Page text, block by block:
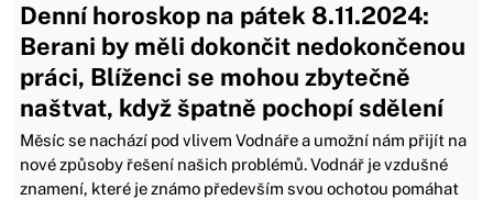
Denní horoskop na pátek 8.11.2024:
Berani by měli dokončit nedokončenou
práci, Blíženci se mohou zbytečně
naštvat, když špatně pochopí sdělení
Měsíc se nachází pod vlivem Vodnáře a umožní nám přijít na
nové způsoby řešení našich problémů. Vodnář je vzdušné
znamení, které je známo především svou ochotou pomáhat